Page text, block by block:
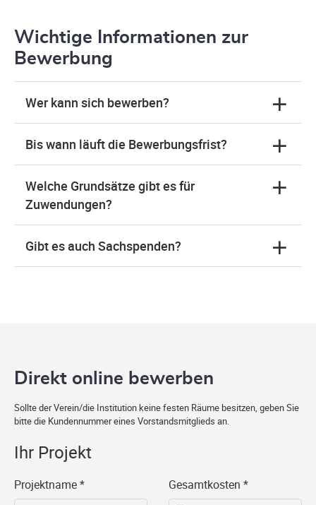
Wichtige Informationen zur
Bewerbung
Wer kann sich bewerben?
Bis wann läuft die Bewerbungsfrist?
Welche Grundsätze gibt es für
Zuwendungen?
Gibt es auch Sachspenden?
Direkt online bewerben
Sollte der Verein/die Institution keine festen Räume besitzen, geben Sie
bitte die Kundennummer eines Vorstandsmitglieds an.
Ihr Projekt
Projektname* Gesamtkosten *